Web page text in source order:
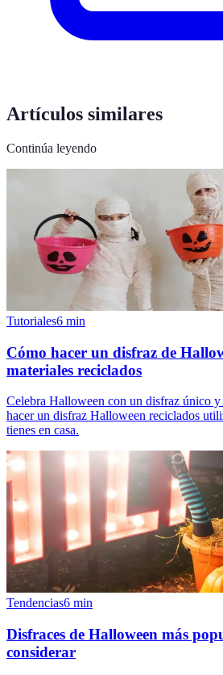
Artículos similares
Continúa leyendo
Tutoriales6 min
Cómo hacer un disfraz de
materiales reciclados
Celebra Halloween con un disfraz único y
hacer un disfraz Halloween reciclados
tienes en casa.
Tendencias6 min
Disfraces de Halloween más
considerar